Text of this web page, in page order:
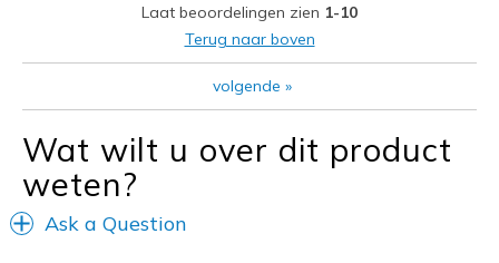
Travel
Width
Feels true to width
Sizing
Feels full size too big
View On Shoes
Shoes are for Wearing
Laat beoordelingen zien 1-10
Terug naar boven
volgende »
Wat wilt u over dit product
weten?
Ask a Question